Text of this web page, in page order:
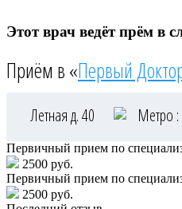
Этот врач ведёт прём в
Приём в «Первый
Летная д. 40 Метро :
Первичный прием по
2500 руб.
Первичный прием по
2500 руб.